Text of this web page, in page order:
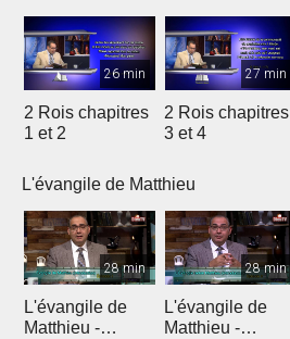
26 min
2 Rois chapitres
1 et 2
27 min
2 Rois chapitres
3 et 4
L'évangile de Matthieu
28 min
L'évangile de
Matthieu -
28 min
L'évangile de
Matthieu -